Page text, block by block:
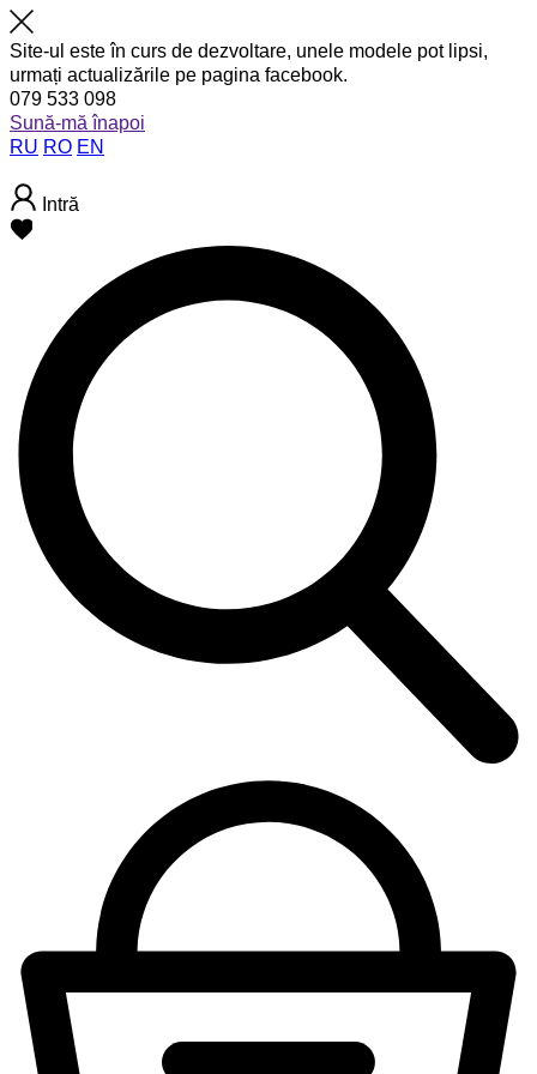
Site-ul este în curs de dezvoltare, unele modele pot lipsi,
urmați actualizările pe pagina facebook.
079 533 098
Sună-mă înapoi
RU RO EN
Intră